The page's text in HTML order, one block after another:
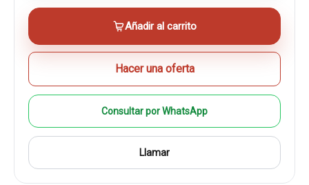
Añadir al carrito
Hacer una oferta
Consultar por WhatsApp
Llamar